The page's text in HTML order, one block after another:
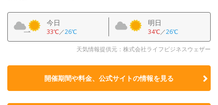
今日
33℃／26℃
明日
34℃／26℃
天気情報提供元：株式会社ライフビジネスウェザー
開催期間や料金、公式サイトの情報を見る